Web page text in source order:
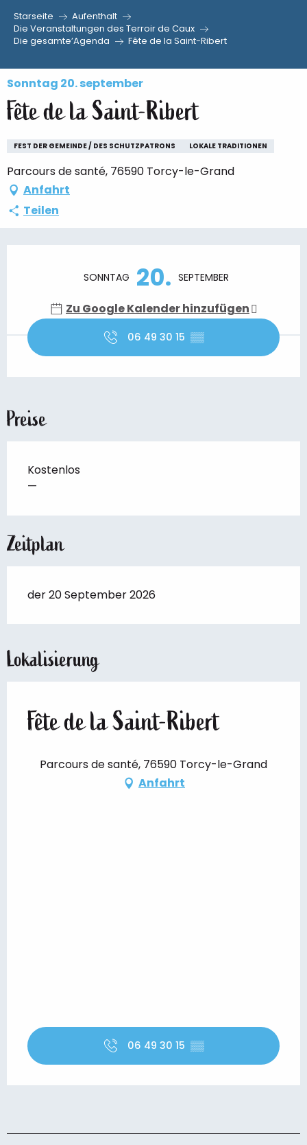
Aller
principal
Starseite
Aufenthalt
Die Veranstaltungen des Terroir de Caux
Die gesamte’Agenda
Fête de la Saint-Ribert
Sonntag 20. september
Fête de la Saint-Ribert
FEST DER GEMEINDE / DES SCHUTZPATRONS LOKALE TRADITIONEN
Parcours de santé, 76590 Torcy-le-Grand
Anfahrt
Teilen
SONNTAG 20. SEPTEMBER
Zu Google Kalender hinzufügen
06 49 30 15 ▒▒
Preise
Kostenlos
—
Zeitplan
der 20 September 2026
Lokalisierung
Fête de la Saint-Ribert
Parcours de santé, 76590 Torcy-le-Grand
Anfahrt
06 49 30 15 ▒▒